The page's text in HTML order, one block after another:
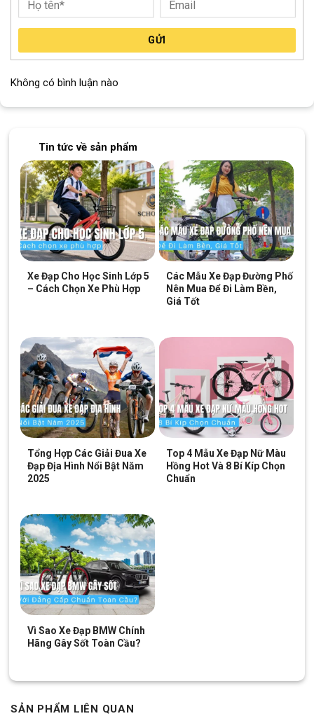
GỬI
Không có bình luận nào
Tin tức về sản phẩm
Xe Đạp Cho Học Sinh Lớp 5
– Cách Chọn Xe Phù Hợp
Các Mẫu Xe Đạp Đường Phố
Nên Mua Để Đi Làm Bền,
Giá Tốt
Tổng Hợp Các Giải Đua Xe
Đạp Địa Hình Nổi Bật Năm
2025
Top 4 Mẫu Xe Đạp Nữ Màu
Hồng Hot Và 8 Bí Kíp Chọn
Chuẩn
Vì Sao Xe Đạp BMW Chính
Hãng Gây Sốt Toàn Cầu?
SẢN PHẨM LIÊN QUAN